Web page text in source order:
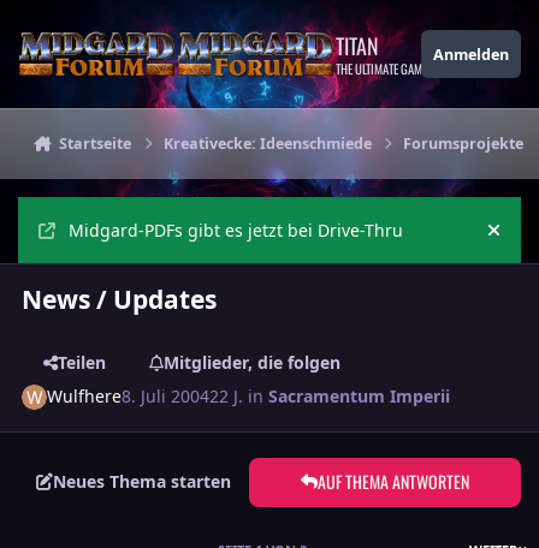
TITAN
THE ULTIMATE GAMING THEME
Anmelden
Startseite Kreativecke: Ideenschmiede Forumsprojekte
Midgard-PDFs gibt es jetzt bei Drive-Thru
News / Updates
Teilen
Mitglieder, die folgen
Wulfhere8. Juli 200422 J. inSacramentum Imperii
Neues Thema starten AUF THEMA ANTWORTEN